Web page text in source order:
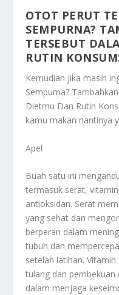
OTOT PERUT
SEMPURNA?
TERSEBUT
RUTIN
Kemudian jika masih
Sempurna?
Dietmu Dan Rutin
kamu makan nantinya
Apel
Buah satu ini
termasuk serat,
antioksidan. Serat
yang sehat dan
berperan dalam
tubuh dan
setelah latihan.
tulang dan
dalam menjaga